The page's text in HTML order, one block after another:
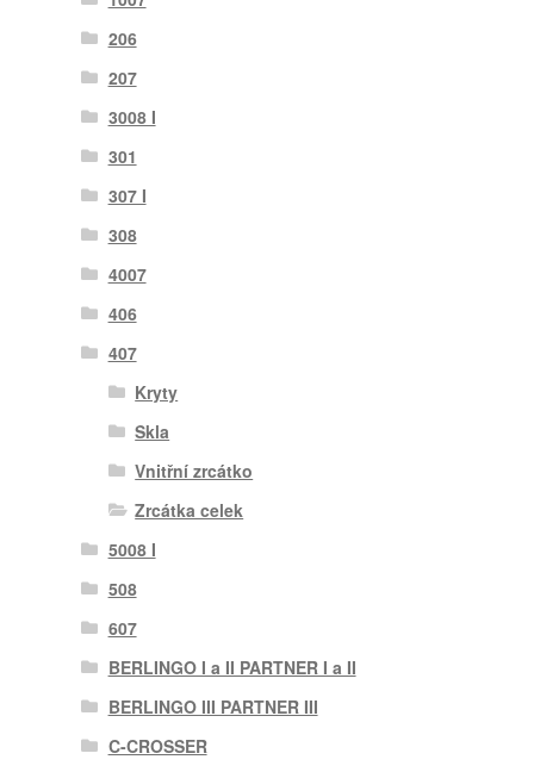
206
207
3008 I
301
307 I
308
4007
406
407
Kryty
Skla
Vnitřní zrcátko
Zrcátka celek
5008 I
508
607
BERLINGO I a II PARTNER I a II
BERLINGO III PARTNER III
C-CROSSER